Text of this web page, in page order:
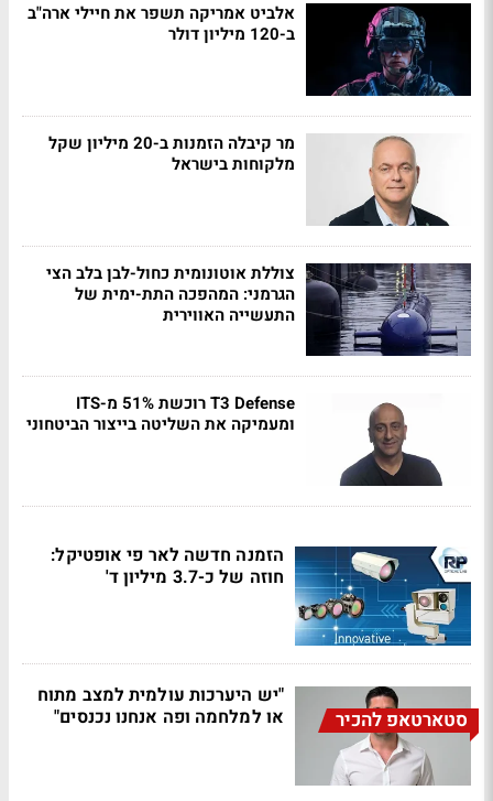
אלביט אמריקה תשפר את חיילי ארה"ב
ב-120 מיליון דולר
מר קיבלה הזמנות ב-20 מיליון שקל
מלקוחות בישראל
צוללת אוטונומית כחול-לבן בלב הצי
הגרמני: המהפכה התת-ימית של
התעשייה האווירית
T3 Defense רוכשת 51% מ-ITS
ומעמיקה את השליטה בייצור הביטחוני
הזמנה חדשה לאר פי אופטיקל:
חוזה של כ-3.7 מיליון ד'
סטארטאפ להכיר
"יש היערכות עולמית למצב מתוח
או למלחמה ופה אנחנו נכנסים"